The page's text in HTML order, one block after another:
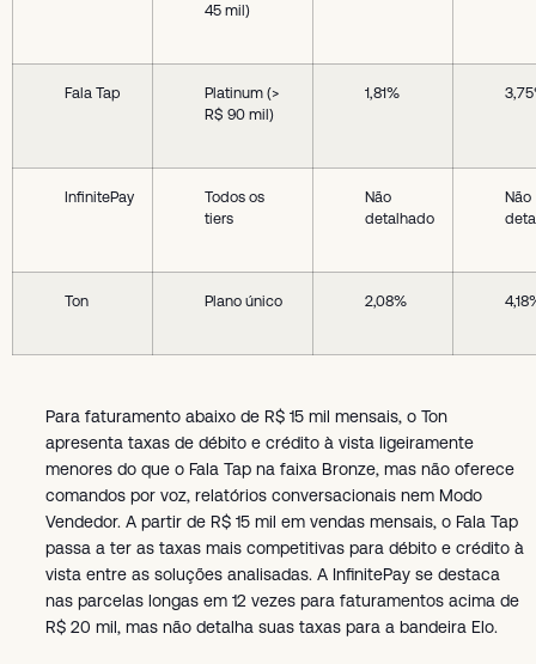
45 mil)
Fala Tap
Platinum (>
R$ 90 mil)
1,81%
InfinitePay
Todos os
tiers
Não
detalhado
Não
Ton Plano único 2,08%
Para faturamento abaixo de R$ 15 mil mensais, o Ton
apresenta taxas de débito e crédito à vista ligeiramente
menores do que o Fala Tap na faixa Bronze, mas não oferece
comandos por voz, relatórios conversacionais nem Modo
Vendedor. A partir de R$ 15 mil em vendas mensais, o Fala Tap
passa a ter as taxas mais competitivas para débito e crédito à
vista entre as soluções analisadas. A InfinitePay se destaca
nas parcelas longas em 12 vezes para faturamentos acima de
R$ 20 mil, mas não detalha suas taxas para a bandeira Elo.